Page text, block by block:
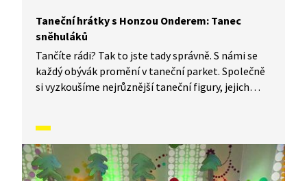
Taneční hrátky s Honzou Onderem: Tanec
sněhuláků
Tančíte rádi? Tak to jste tady správně. S námi se
každý obývák promění v taneční parket. Společně
si vyzkoušíme nejrůznější taneční figury, jejich
vás inspirovali a udělali z vás krále či královnu
každého tanečního parketu. Dneska si ukážeme,
jak to vypadá, když se tančí tanec sněhuláků.